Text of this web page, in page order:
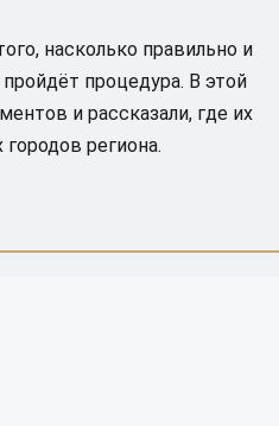
насколько правильно и
процедура. В этой
и рассказали, где их
региона.